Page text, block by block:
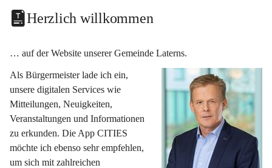
Herzlich willkommen
… auf der Website unserer Gemeinde Laterns.
Als Bürgermeister lade ich ein,
unsere digitalen Services wie
Mitteilungen, Neuigkeiten,
Veranstaltungen und Informationen
zu erkunden. Die App CITIES
möchte ich ebenso sehr empfehlen,
um sich mit zahlreichen